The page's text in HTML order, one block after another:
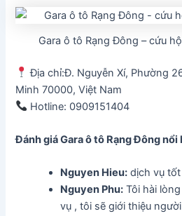
Gara ô tô Rạng Đông – cứu
Địa chỉ:Đ. Nguyễn Xí, Phường
Minh 70000, Việt Nam
Hotline: 0909151404
Đánh giá Gara ô tô Rạng Đôngnổi
Nguyen Hieu: dịch vụ tốt
Nguyen Phu: Tôi hài
vụ , tôi sẽ giới thiệu